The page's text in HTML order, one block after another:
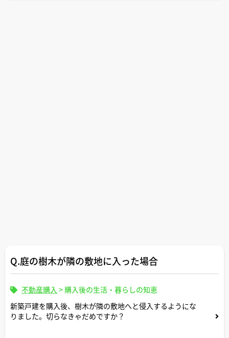
Q.庭の樹木が隣の敷地に入った場合
不動産購入 > 購入後の生活・暮らしの知恵
新築戸建を購入後、樹木が隣の敷地へと侵入するようにな
りました。切らなきゃだめですか？